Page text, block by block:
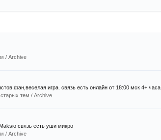
/ Archive
игра. связь есть онлайн от 18:00 мск 4+ часа
тем / Archive
связь есть уши микро
/ Archive